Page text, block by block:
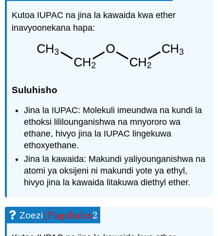
Kutoa IUPAC na jina la kawaida kwa ether
inavyoonekana hapa:
Suluhisho
Jina la IUPAC: Molekuli imeundwa na kundi la
ethoksi lililounganishwa na mnyororo wa
ethane, hivyo jina la IUPAC lingekuwa
ethoxyethane.
Jina la kawaida: Makundi yaliyounganishwa na
atomi ya oksijeni ni makundi yote ya ethyl,
hivyo jina la kawaida litakuwa diethyl ether.
Zoezi\PageIndex2
\PageIndex2